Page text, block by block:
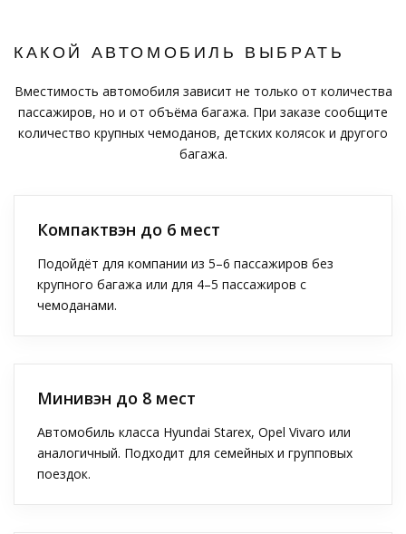
КАКОЙ АВТОМОБИЛЬ ВЫБРАТЬ
Вместимость автомобиля зависит не только от количества
пассажиров, но и от объёма багажа. При заказе сообщите
количество крупных чемоданов, детских колясок и другого
багажа.
Компактвэн до 6 мест
Подойдёт для компании из 5–6 пассажиров без
крупного багажа или для 4–5 пассажиров с
чемоданами.
Минивэн до 8 мест
Автомобиль класса Hyundai Starex, Opel Vivaro или
аналогичный. Подходит для семейных и групповых
поездок.